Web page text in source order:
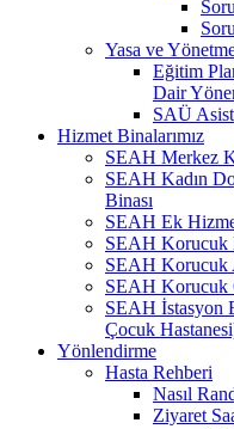
Yasa ve
Eğitim
Dair
SAÜ
Hizmet Binalarımız
SEAH Merkez
SEAH Kadın
Binası
SEAH Ek
SEAH Korucuk
SEAH Korucuk
SEAH Korucuk
SEAH İstasyon
Çocuk
Yönlendirme
Hasta Rehberi
Nasıl
Ziyaret